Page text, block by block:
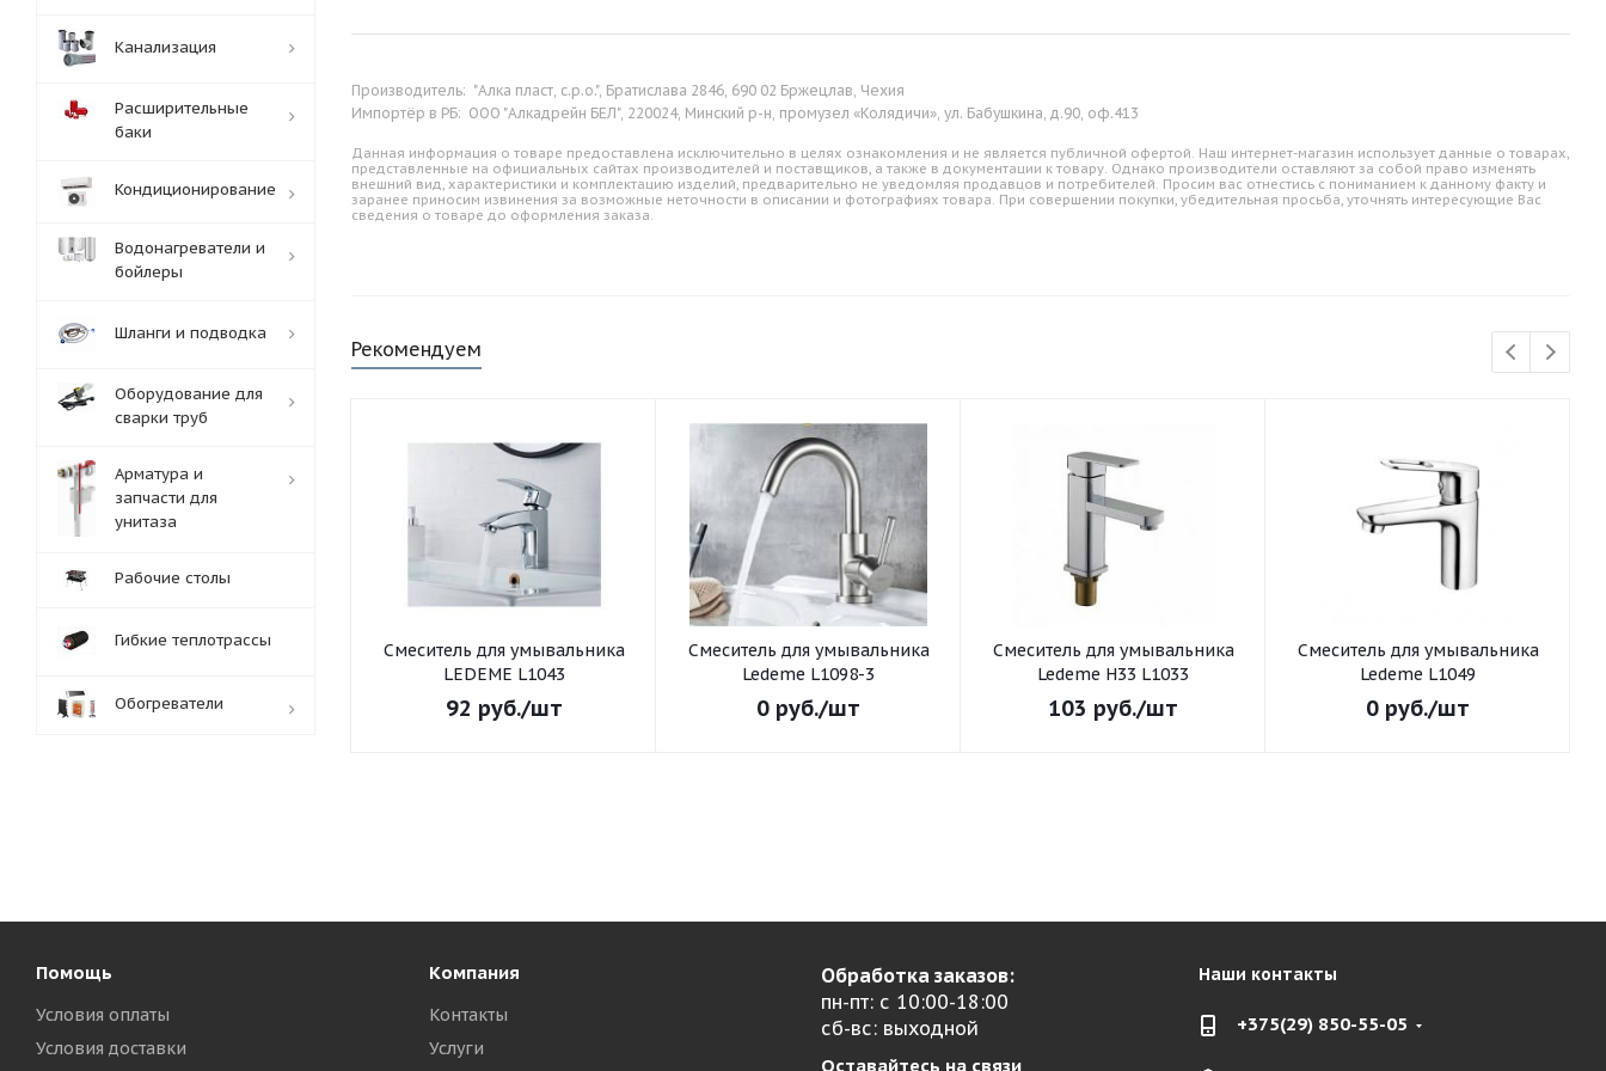
Производитель: "Алка пласт, с.р.о.", Братислава 2846, 690 02 Бржецлав, Чехия
Импортёр в РБ: ООО "Алкадрейн БЕЛ", 220024, Минский р-н, промузел «Колядичи», ул. Бабушкина, д.90, оф.413
Данная информация о товаре предоставлена исключительно в целях ознакомления и не является публичной офертой. Наш интернет-магазин использует данные о товарах,
представленные на официальных сайтах производителей и поставщиков, а также в документации к товару. Однако производители оставляют за собой право изменять
внешний вид, характеристики и комплектацию изделий, предварительно не уведомляя продавцов и потребителей. Просим вас отнестись с пониманием к данному факту и
заранее приносим извинения за возможные неточности в описании и фотографиях товара. При совершении покупки, убедительная просьба, уточнять интересующие Вас
сведения о товаре до оформления заказа.
Рекомендуем
Смеситель для умывальника
LEDEME L1043
92 руб./шт
Смеситель для умывальника
Ledeme L1098-3
0 руб./шт
Смеситель для умывальника
Ledeme H33 L1033
103 руб./шт
Смеситель для умывальника
Ledeme L1049
0 руб./шт
Канализация
Расширительные
баки
Кондиционирование
Водонагреватели и
бойлеры
Шланги и подводка
Оборудование для
сварки труб
Арматура и
запчасти для
унитаза
Рабочие столы
Гибкие теплотрассы
Обогреватели
Помощь
Условия оплаты
Условия доставки
Компания
Контакты
Услуги
Обработка заказов:
пн-пт: с 10:00-18:00
сб-вс: выходной
Оставайтесь на связи
Наши контакты
+375(29) 850-55-05